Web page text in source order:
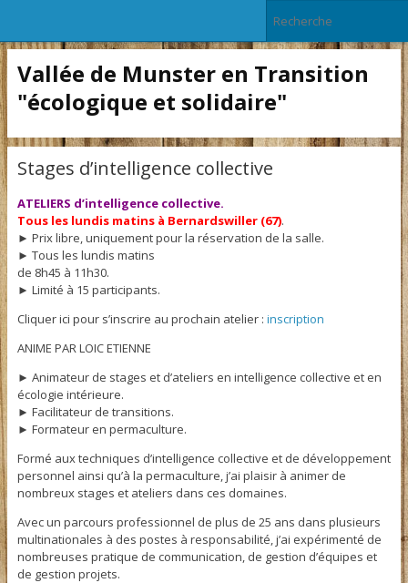
Vallée de Munster en Transition
"écologique et solidaire"
Stages d’intelligence collective
ATELIERS d’intelligence collective.
Tous les lundis matins à Bernardswiller (67).
► Prix libre, uniquement pour la réservation de la salle.
► Tous les lundis matins
de 8h45 à 11h30.
► Limité à 15 participants.
Cliquer ici pour s’inscrire au prochain atelier : inscription
ANIME PAR LOIC ETIENNE
► Animateur de stages et d’ateliers en intelligence collective et en
écologie intérieure.
► Facilitateur de transitions.
► Formateur en permaculture.
Formé aux techniques d’intelligence collective et de développement
personnel ainsi qu’à la permaculture, j’ai plaisir à animer de
nombreux stages et ateliers dans ces domaines.
Avec un parcours professionnel de plus de 25 ans dans plusieurs
multinationales à des postes à responsabilité, j’ai expérimenté de
nombreuses pratique de communication, de gestion d’équipes et
de gestion projets.